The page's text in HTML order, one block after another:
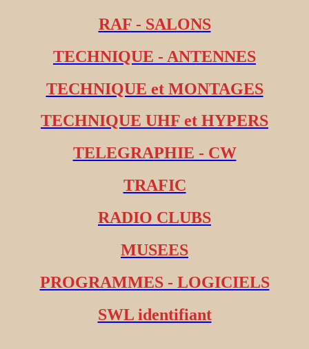
RAF - SALONS
TECHNIQUE - ANTENNES
TECHNIQUE et MONTAGES
TECHNIQUE UHF et HYPERS
TELEGRAPHIE - CW
TRAFIC
RADIO CLUBS
MUSEES
PROGRAMMES - LOGICIELS
SWL identifiant